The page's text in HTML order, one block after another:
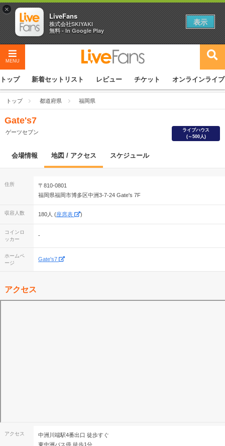
MENU
トップ 新着セットリスト レビュー チケット オンラインライブ
トップ 都道府県 福岡県
Gate's7
ゲーツセブン
ライブハウス
(～500人)
会場情報 地図 / アクセス スケジュール
住所
〒810-0801
福岡県福岡市博多区中洲3-7-24 Gate's 7F
収容人数 180人 (座席表 )
コインロ
ッカー
-
ホームペ
ージ
Gate's7
アクセス
アクセス
中洲川端駅4番出口 徒歩すぐ
東中洲バス停 徒歩1分
×
LiveFans
株式会社SKIYAKI
無料 - In Google Play
表示